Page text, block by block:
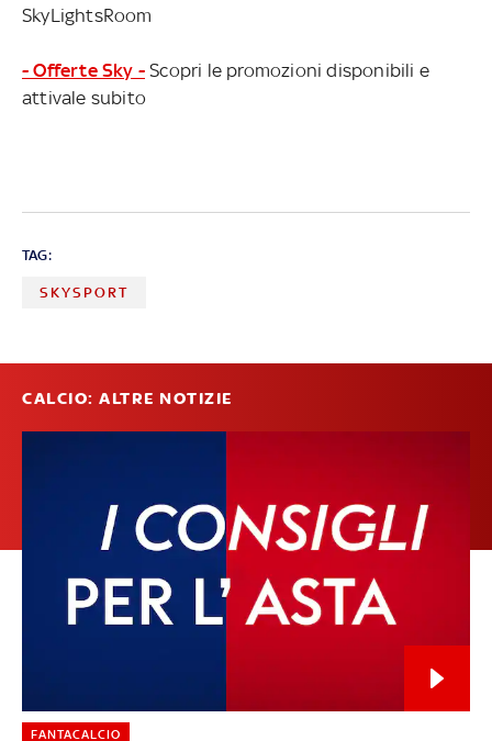
SkyLightsRoom
- Offerte Sky - Scopri le promozioni disponibili e
attivale subito
TAG:
SKYSPORT
CALCIO: ALTRE NOTIZIE
FANTACALCIO